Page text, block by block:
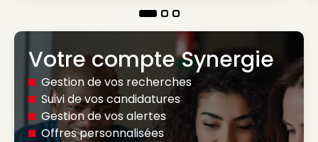
Votre compte Synergie
Gestion de vos recherches
Suivi de vos candidatures
Gestion de vos alertes
Offres personnalisées